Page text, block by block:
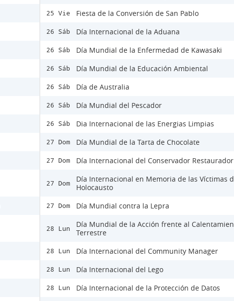
25 Vie Fiesta de la Conversión de San Pablo
26 Sáb Día Internacional de la Aduana
26 Sáb Día Mundial de la Enfermedad de Kawasaki
26 Sáb Día Mundial de la Educación Ambiental
26 Sáb Día de Australia
26 Sáb Día Mundial del Pescador
26 Sáb Dia Internacional de las Energias Limpias
27 Dom Día Mundial de la Tarta de Chocolate
27 Dom Día Internacional del Conservador Restaurador
27 Dom
Día Internacional en Memoria de las Víctimas
Holocausto
27 Dom Día Mundial contra la Lepra
28 Lun
Día Mundial de la Acción frente al
Terrestre
28 Lun Día Internacional del Community Manager
28 Lun Día Internacional del Lego
28 Lun Día Internacional de la Protección de Datos